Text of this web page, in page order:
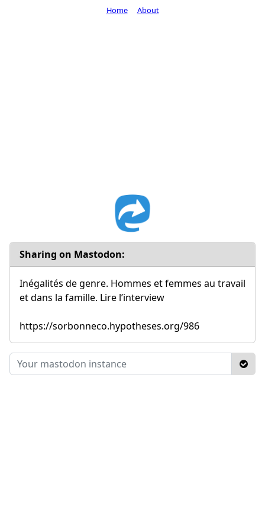
Sharing on Mastodon:
Inégalités de genre. Hommes et femmes au travail
et dans la famille. Lire l’interview
https://sorbonneco.hypotheses.org/986
Home About